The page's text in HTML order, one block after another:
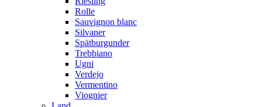
Rolle
Sauvignon blanc
Silvaner
Spätburgunder
Trebbiano
Ugni
Verdejo
Vermentino
Viognier